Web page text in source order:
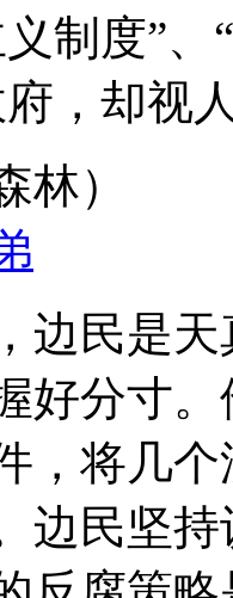
制度”
，却视
林）
边民是
好分寸
，将几
边民坚